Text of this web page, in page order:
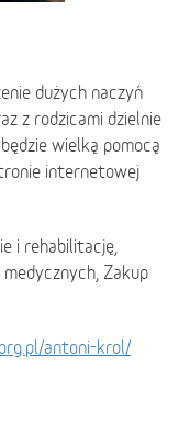
dużych naczyń
z rodzicami dzielnie
wielką pomocą
internetowej
i rehabilitację,
Zakup
antoni-krol/